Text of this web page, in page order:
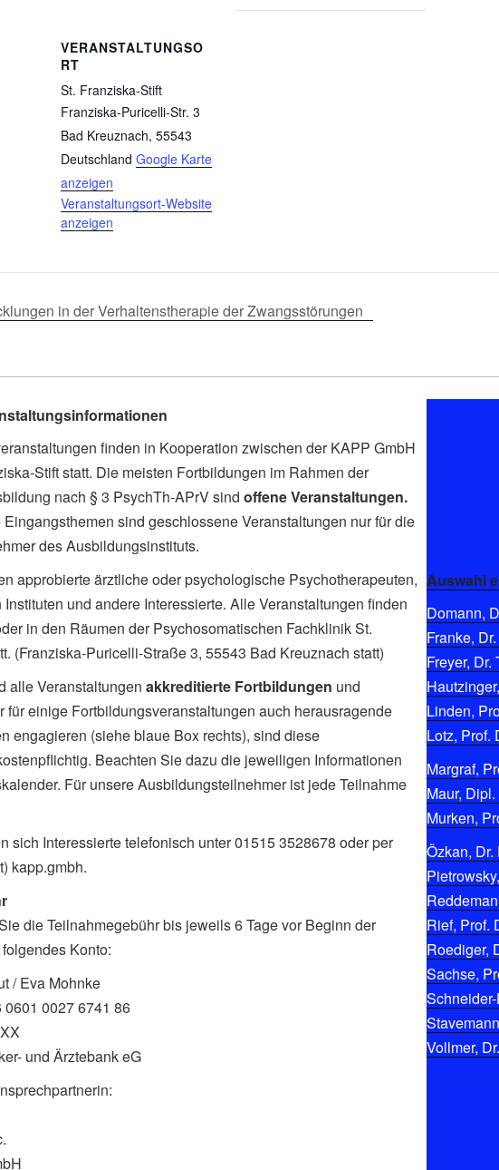
VERANSTALTUNGSO
RT
St. Franziska-Stift
Franziska-Puricelli-Str. 3
Bad Kreuznach, 55543
Deutschland Google Karte
anzeigen
Veranstaltungsort-Website
anzeigen
in der Verhaltenstherapie der Zwangsstörungen
finden in Kooperation zwischen der KAPP GmbH
Stift statt. Die meisten Fortbildungen im Rahmen der
nach § 3 PsychTh-APrV sind offene Veranstaltungen.
sind geschlossene Veranstaltungen nur für die
des Ausbildungsinstituts.
approbierte ärztliche oder psychologische Psychotherapeuten,
und andere Interessierte. Alle Veranstaltungen finden
in den Räumen der Psychosomatischen Fachklinik St.
(Franziska-Puricelli-Straße 3, 55543 Bad Kreuznach statt)
alle Veranstaltungen akkreditierte Fortbildungen und
für einige Fortbildungsveranstaltungen auch herausragende
engagieren (siehe blaue Box rechts), sind diese
Beachten Sie dazu die jeweiligen Informationen
Für unsere Ausbildungsteilnehmer ist jede Teilnahme
sich Interessierte telefonisch unter 01515 3528678 oder per
kapp.gmbh.
die Teilnahmegebühr bis jeweils 6 Tage vor Beginn der
Konto:
/ Eva Mohnke
0027 6741 86
und Ärztebank eG
Auswahl
Domann,
Franke,
Freyer, Dr.
Linden,
Lotz, Prof.
Margraf,
Maur,
Murken,
Özkan,
Rief, Prof.
Roediger,
Sachse,
Vollmer,